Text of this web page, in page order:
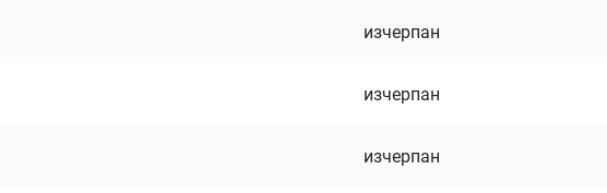
изчерпан
изчерпан
изчерпан